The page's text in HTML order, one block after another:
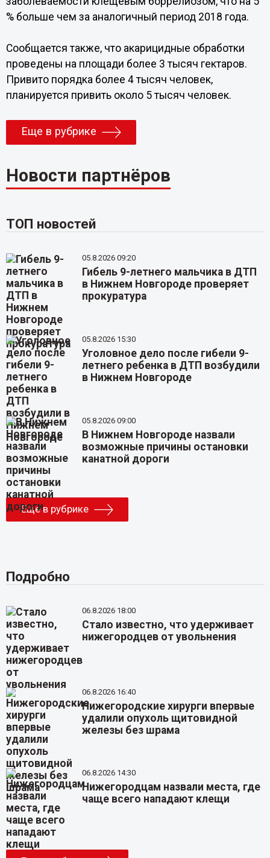
% больше чем за аналогичный период 2018 года.
Сообщается также, что акарицидные обработки
проведены на площади более 3 тысяч гектаров.
Привито порядка более 4 тысяч человек,
планируется привить около 5 тысяч человек.
Еще в рубрике
Новости партнёров
ТОП новостей
05.8.2026 09:20
Гибель 9-летнего мальчика в ДТП
в Нижнем Новгороде проверяет
прокуратура
05.8.2026 15:30
Уголовное дело после гибели 9-
летнего ребенка в ДТП возбудили
в Нижнем Новгороде
05.8.2026 09:00
В Нижнем Новгороде назвали
возможные причины остановки
канатной дороги
Еще в рубрике
Подробно
06.8.2026 18:00
Стало известно, что удерживает
нижегородцев от увольнения
06.8.2026 16:40
Нижегородские хирурги впервые
удалили опухоль щитовидной
железы без шрама
06.8.2026 14:30
Нижегородцам назвали места, где
чаще всего нападают клещи